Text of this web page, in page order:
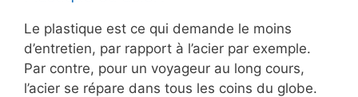
Le plastique est ce qui demande le moins
d’entretien, par rapport à l’acier par exemple.
Par contre, pour un voyageur au long cours,
l’acier se répare dans tous les coins du globe.